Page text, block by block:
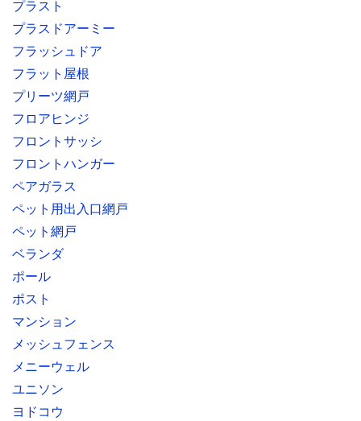
プラスト
プラスドアーミー
フラッシュドア
フラット屋根
プリーツ網戸
フロアヒンジ
フロントサッシ
フロントハンガー
ペアガラス
ペット用出入口網戸
ペット網戸
ベランダ
ポール
ポスト
マンション
メッシュフェンス
メニーウェル
ユニソン
ヨドコウ